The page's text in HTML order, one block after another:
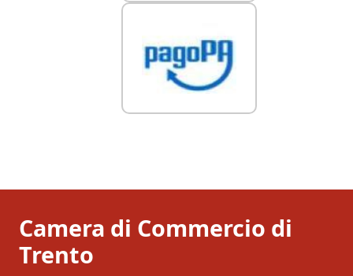
Camera di Commercio di
Trento